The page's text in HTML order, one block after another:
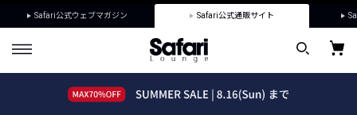
Safari公式ウェブマガジン Safari公式通販サイト